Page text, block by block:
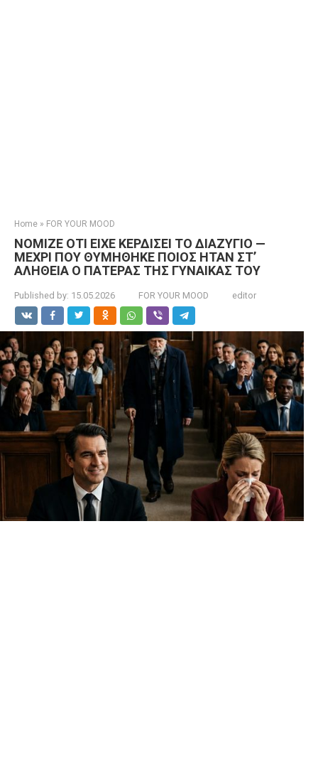
Home » FOR YOUR MOOD
ΝΟΜΙΖΕ ΟΤΙ ΕΙΧΕ ΚΕΡΔΙΣΕΙ ΤΟ ΔΙΑΖΥΓΙΟ —
ΜΕΧΡΙ ΠΟΥ ΘΥΜΗΘΗΚΕ ΠΟΙΟΣ ΗΤΑΝ ΣΤ’
ΑΛΗΘΕΙΑ Ο ΠΑΤΕΡΑΣ ΤΗΣ ΓΥΝΑΙΚΑΣ ΤΟΥ
Published by: 15.05.2026 FOR YOUR MOOD editor